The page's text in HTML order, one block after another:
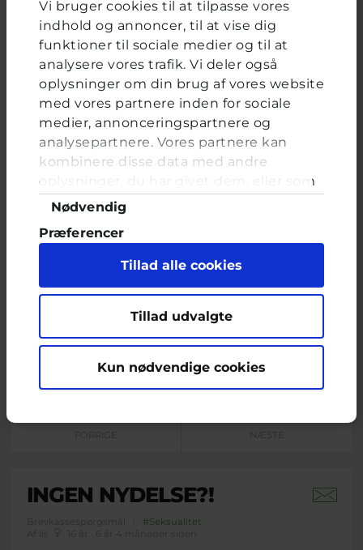
Vi bruger cookies til at tilpasse vores
indhold og annoncer, til at vise dig
funktioner til sociale medier og til at
analysere vores trafik. Vi deler også
oplysninger om din brug af vores website
med vores partnere inden for sociale
medier, annonceringspartnere og
analysepartnere. Vores partnere kan
kombinere disse data med andre
oplysninger, du har givet dem, eller som
de har indsamlet fra din brug af deres
tjenester. Du samtykker til vores cookies,
hvis du fortsætter med at anvende vores
hjemmeside.
Samtykkevalg
Nødvendig
Præferencer
Marketing
Tillad alle cookies
Tillad udvalgte
Kun nødvendige cookies
Relateret indhold
Om brevkassen
Brevkassen holder sommerferie, så det er ikke muligt at
oprette et nyt spørgsmål.
Du kan stadig læse tidligere spørgsmål og svar.
Afstemning
Ikke ret meget. Kun når jeg keder mig
Aldrig
FORRIGE NÆSTE
INGEN NYDELSE?!
Brevkassespørgsmål
#Seksualitet
Af lis
16 år · 6 år 4 måneder siden